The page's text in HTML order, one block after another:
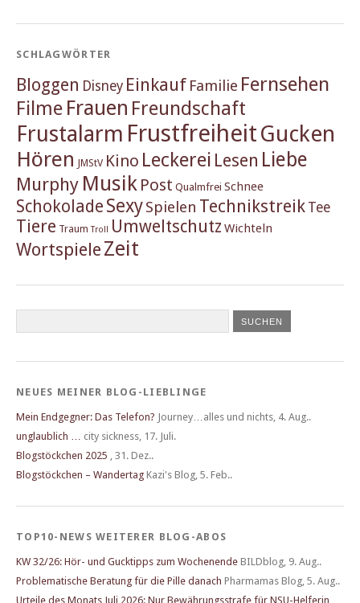
SCHLAGWÖRTER
Bloggen Disney Einkauf Familie Fernsehen
Filme Frauen Freundschaft
Frustalarm FrustfreiheitGucken
Hören JMStV Kino Leckerei Lesen Liebe
Murphy Musik Post Qualmfrei Schnee
Schokolade SexySpielen Technikstreik Tee
Tiere Traum Troll Umweltschutz Wichteln
Wortspiele Zeit
NEUES MEINER BLOG-LIEBLINGE
Mein Endgegner: Das Telefon? Journey…alles und nichts 4. Aug..
unglaublich …
city sickness 17. Juli.
Blogstöckchen 2025
31. Dez..
Blogstöckchen – Wandertag Kazi's Blog 5. Feb..
TOP10-NEWS WEITERER BLOG-ABOS
KW 32/26: Hör- und Gucktipps zum Wochenende BILDblog 9. Aug..
Problematische Beratung für die Pille danach Pharmamas Blog 5. Aug..
Urteile des Monats Juli 2026: Nur Bewährungsstrafe für NSU-Helferin